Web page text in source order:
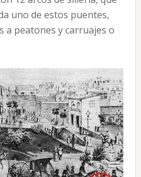
uno de estos puentes,
a peatones y carruajes o